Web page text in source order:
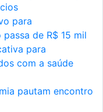
para
de R$ 15 mil
para
com a saúde
pautam encontro